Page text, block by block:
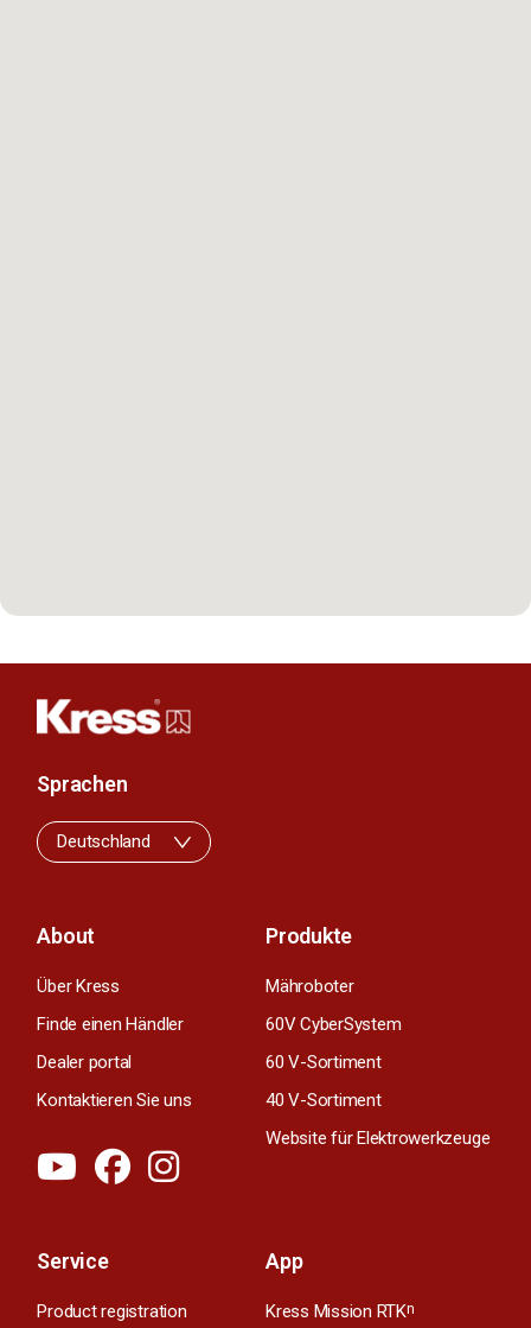
About
Über Kress
Finde einen Händler
Dealer portal
Kontaktieren Sie uns
Produkte
Mähroboter
60V CyberSystem
60 V-Sortiment
40 V-Sortiment
Website für Elektrowerkzeuge
Service
Product registration
App
Kress Mission RTKn
Sprachen
Deutschland